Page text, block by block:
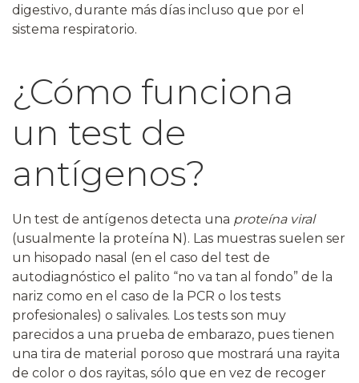
digestivo, durante más días incluso que por el
sistema respiratorio.
¿Cómo funciona
un test de
antígenos?
Un test de antígenos detecta una proteína viral
(usualmente la proteína N). Las muestras suelen ser
un hisopado nasal (en el caso del test de
autodiagnóstico el palito “no va tan al fondo” de la
nariz como en el caso de la PCR o los tests
profesionales) o salivales. Los tests son muy
parecidos a una prueba de embarazo, pues tienen
una tira de material poroso que mostrará una rayita
de color o dos rayitas, sólo que en vez de recoger